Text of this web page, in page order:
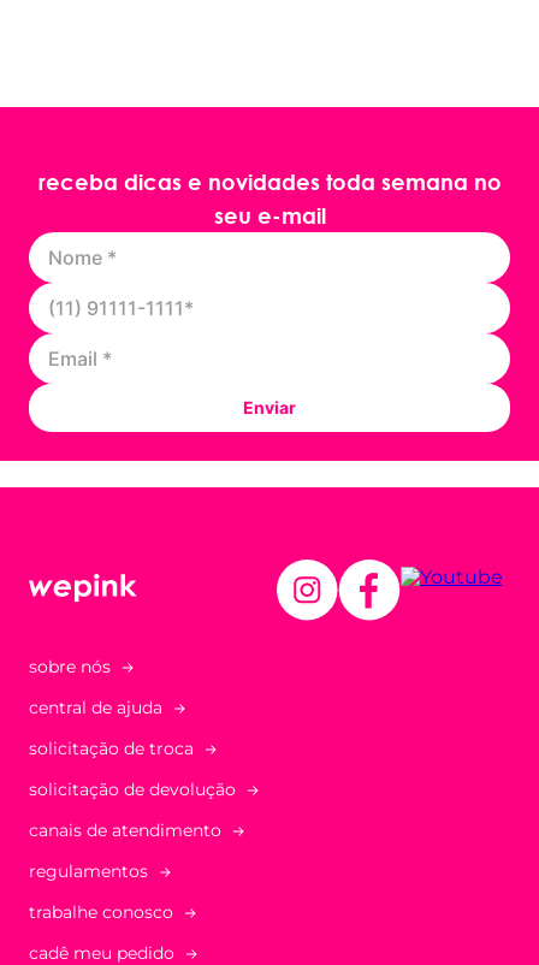
receba dicas e novidades toda semana no
seu e-mail
Enviar
sobre nós
central de ajuda
solicitação de troca
solicitação de devolução
canais de atendimento
regulamentos
trabalhe conosco
cadê meu pedido